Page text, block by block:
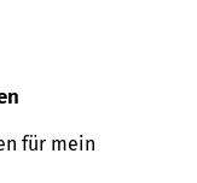
für mein